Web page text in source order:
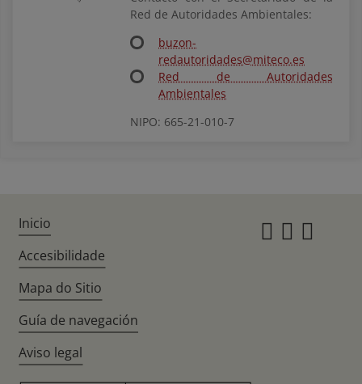
Red de Autoridades Ambientales:
buzon-
redautoridades@miteco.es
Red de Autoridades
Ambientales
NIPO: 665-21-010-7
Inicio
Accesibilidade
Mapa do Sitio
Guía de navegación
Aviso legal